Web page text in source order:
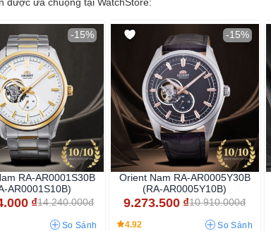
-15%
RA-AR0001S30B
AR0001S10B)
₫14.240.000đ
So Sánh
-15%
Orient Nam RA-AR0005Y30B
(RA-AR0005Y10B)
9.273.500 ₫10.910.000đ
4.92 So Sánh